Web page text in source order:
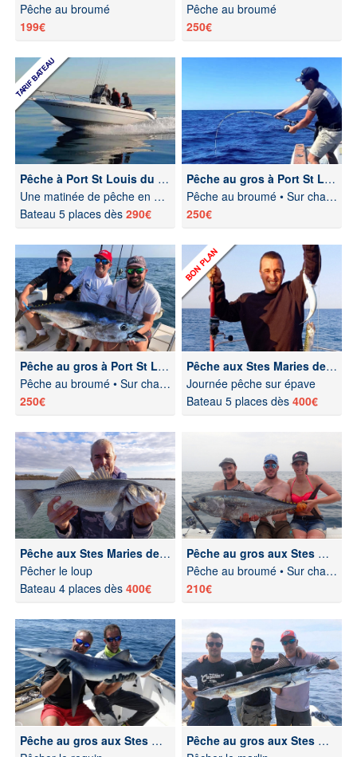
Pêche au broumé
199€
Pêche au broumé
250€
Pêche à Port St Louis du Rhône
Une matinée de pêche en mer
Bateau 5 places dès 290€
Pêche au gros à Port St Louis du Rhône
Pêche au broumé • Sur chasses
250€
Pêche au gros à Port St Louis du Rhône
Pêche au broumé • Sur chasses
250€
Pêche aux Stes Maries de la Mer
Journée pêche sur épave
Bateau 5 places dès 400€
Pêche aux Stes Maries de la Mer
Pêcher le loup
Bateau 4 places dès 400€
Pêche au gros aux Stes Maries de la Mer
Pêche au broumé • Sur chasses • Traîne
210€
Pêche au gros aux Stes Maries de la Mer
Pêche au gros aux Stes Maries de la Mer